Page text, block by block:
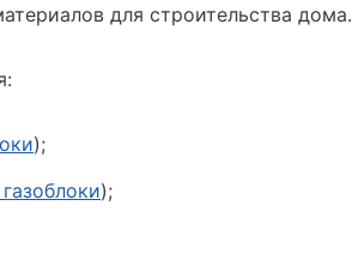
для строительства дома.
);
);